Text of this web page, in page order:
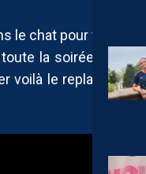
le chat pour faire
la soirée !! À
voilà le replay de